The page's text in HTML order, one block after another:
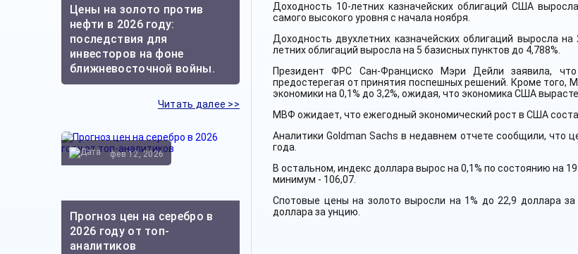
Цены на золото против
нефти в 2026 году:
последствия для
инвесторов на фоне
ближневосточной войны.
Читать далее >>
Прогноз цен на серебро в
2026 году от топ-
аналитиков
фев 12, 2026
Доходность 10-летних казначейских облигаций США
самого высокого уровня с начала ноября.
Доходность двухлетних казначейских облигаций выросла
летних облигаций выросла на 5 базисных пунктов до 4,788%.
Президент ФРС Сан-Франциско Мэри Дейли заявила,
предостерегая от принятия поспешных решений. Кроме
экономики на 0,1% до 3,2%, ожидая, что экономика США
МВФ ожидает, что ежегодный экономический рост в США
Аналитики Goldman Sachs в недавнем отчете сообщили, что
года.
В остальном, индекс доллара вырос на 0,1% по состоянию на
минимум - 106,07.
Спотовые цены на золото выросли на 1% до 22,9 доллара
доллара за унцию.